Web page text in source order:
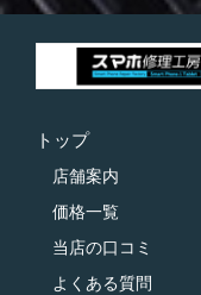
トップ
店舗案内
価格一覧
当店の口コミ
よくある質問